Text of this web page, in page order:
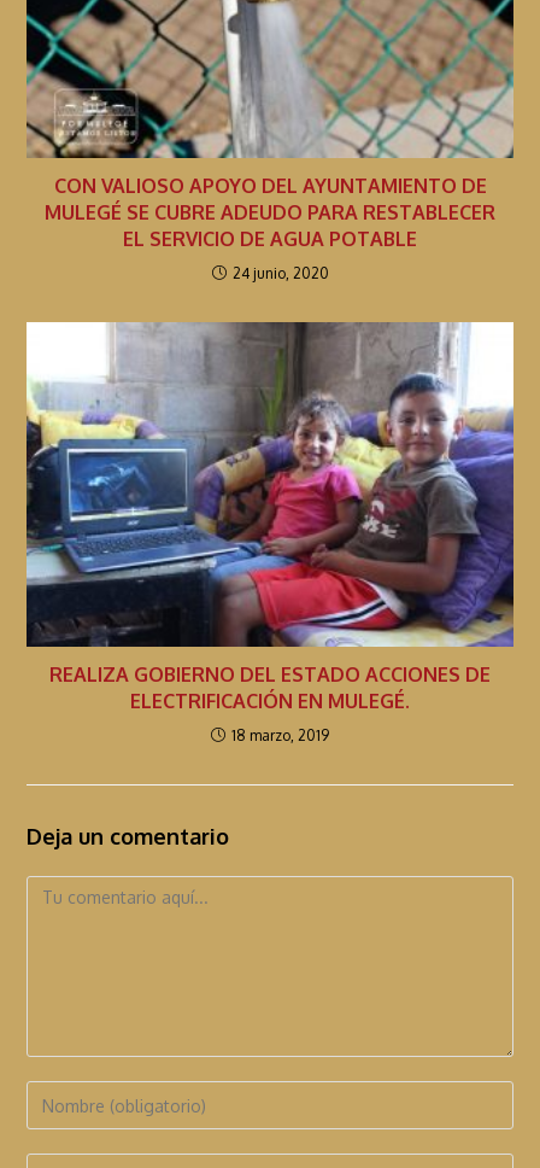
CON VALIOSO APOYO DEL AYUNTAMIENTO DE
MULEGÉ SE CUBRE ADEUDO PARA RESTABLECER
EL SERVICIO DE AGUA POTABLE
24 junio, 2020
REALIZA GOBIERNO DEL ESTADO ACCIONES DE
ELECTRIFICACIÓN EN MULEGÉ.
18 marzo, 2019
Deja un comentario